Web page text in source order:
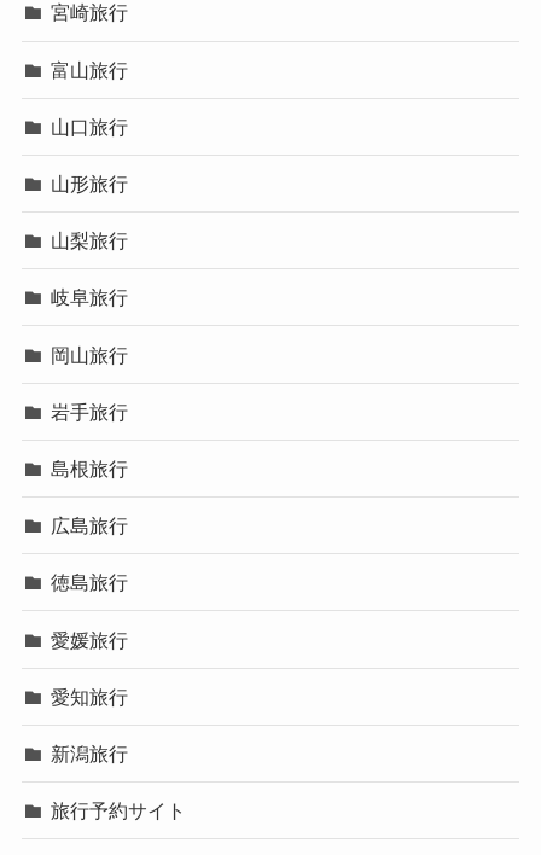
宮崎旅行
富山旅行
山口旅行
山形旅行
山梨旅行
岐阜旅行
岡山旅行
岩手旅行
島根旅行
広島旅行
徳島旅行
愛媛旅行
愛知旅行
新潟旅行
旅行予約サイト